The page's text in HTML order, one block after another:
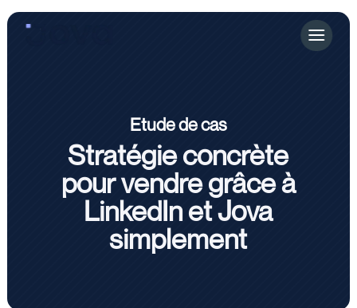
Etude de cas
Stratégie concrète
pour vendre grâce à
LinkedIn et Jova
simplement